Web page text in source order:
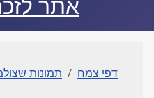
תמונות
דפי צמח